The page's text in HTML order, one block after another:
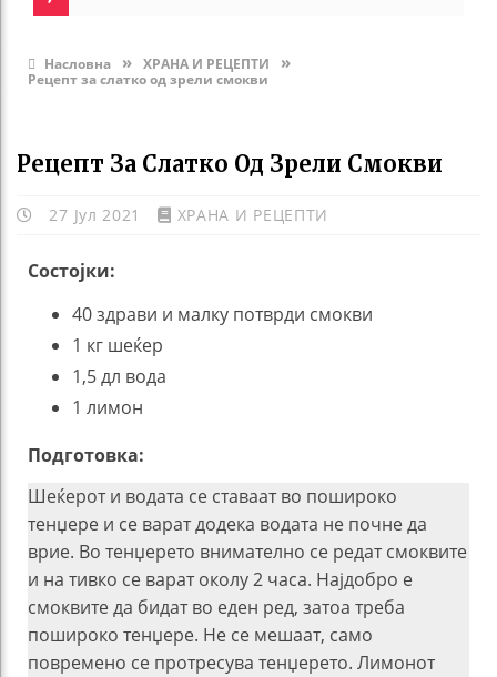
Насловна » ХРАНА И РЕЦЕПТИ »
Рецепт за слатко од зрели смокви
Рецепт За Слатко Од Зрели Смокви
27 Јул 2021 ХРАНА И РЕЦЕПТИ
Состојки:
40 здрави и малку потврди смокви
1 кг шеќер
1,5 дл вода
1 лимон
Подготовка:
Шеќерот и водата се ставаат во пошироко
тенџере и се варат додека водата не почне да
врие. Во тенџерето внимателно се редат смоквите
и на тивко се варат околу 2 часа. Најдобро е
смоквите да бидат во еден ред, затоа треба
пошироко тенџере. Не се мешаат, само
повремено се протресува тенџерето. Лимонот